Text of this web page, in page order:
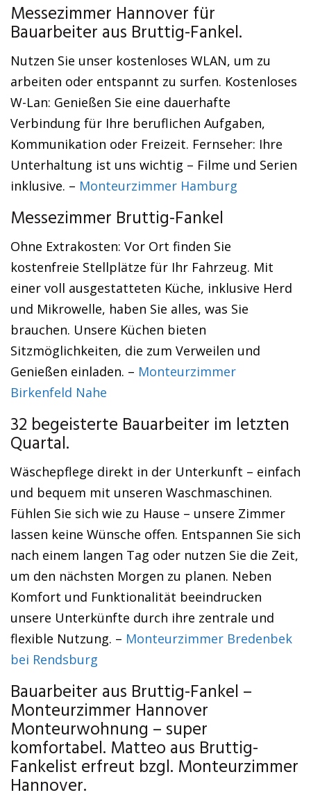
Messezimmer Hannover für
Bauarbeiter aus Bruttig-Fankel.
Nutzen Sie unser kostenloses WLAN, um zu
arbeiten oder entspannt zu surfen. Kostenloses
W-Lan: Genießen Sie eine dauerhafte
Verbindung für Ihre beruflichen Aufgaben,
Kommunikation oder Freizeit. Fernseher: Ihre
Unterhaltung ist uns wichtig – Filme und Serien
inklusive. – Monteurzimmer Hamburg
Messezimmer Bruttig-Fankel
Ohne Extrakosten: Vor Ort finden Sie
kostenfreie Stellplätze für Ihr Fahrzeug. Mit
einer voll ausgestatteten Küche, inklusive Herd
und Mikrowelle, haben Sie alles, was Sie
brauchen. Unsere Küchen bieten
Sitzmöglichkeiten, die zum Verweilen und
Genießen einladen. – Monteurzimmer
Birkenfeld Nahe
32 begeisterte Bauarbeiter im letzten
Quartal.
Wäschepflege direkt in der Unterkunft – einfach
und bequem mit unseren Waschmaschinen.
Fühlen Sie sich wie zu Hause – unsere Zimmer
lassen keine Wünsche offen. Entspannen Sie sich
nach einem langen Tag oder nutzen Sie die Zeit,
um den nächsten Morgen zu planen. Neben
Komfort und Funktionalität beeindrucken
unsere Unterkünfte durch ihre zentrale und
flexible Nutzung. – Monteurzimmer Bredenbek
bei Rendsburg
Bauarbeiter aus Bruttig-Fankel –
Monteurzimmer Hannover
Monteurwohnung – super
komfortabel. Matteo aus Bruttig-
Fankelist erfreut bzgl. Monteurzimmer
Hannover.